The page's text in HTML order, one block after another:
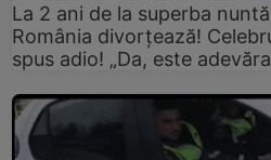
La 2 ani de la superba
România divorțează!
spus adio! „Da, este